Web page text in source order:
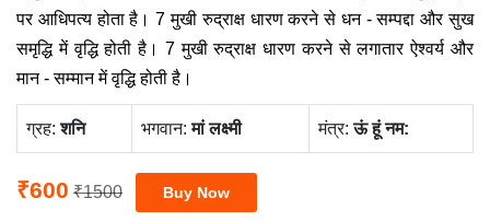
पर आधिपत्य होता है। 7 मुखी रुद्राक्ष धारण करने से धन - सम्पद्दा और सुख
समृद्धि में वृद्धि होती है। 7 मुखी रुद्राक्ष धारण करने से लगातार ऐश्वर्य और
मान - सम्मान में वृद्धि होती है।
ग्रह:‍शनि भगवान:मां लक्ष्‍मी मंत्र:ऊं हूं नम:
₹600 ₹1500